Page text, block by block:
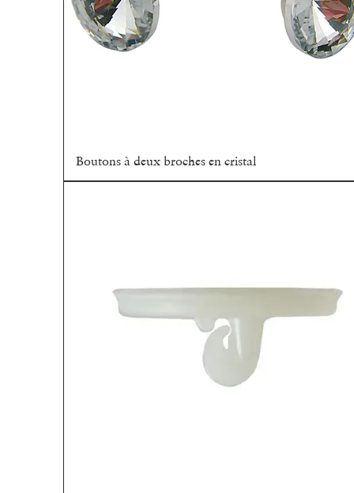
Aperçu rapide
Boutons à deux broches en cristal